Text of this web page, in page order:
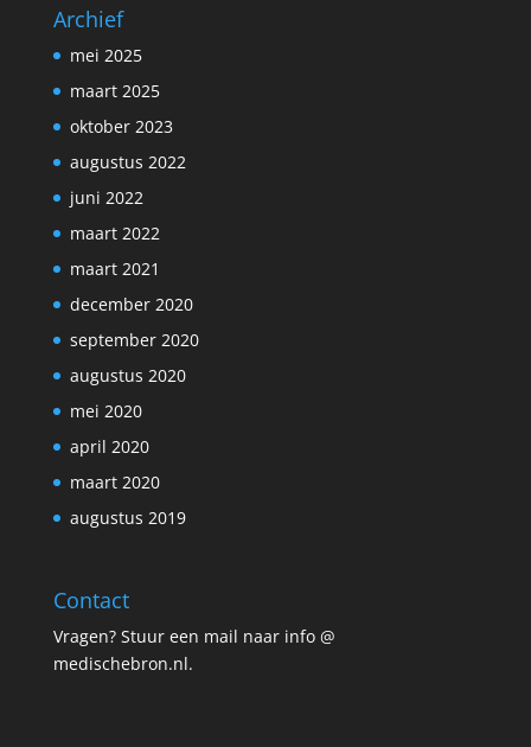
Archief
mei 2025
maart 2025
oktober 2023
augustus 2022
juni 2022
maart 2022
maart 2021
december 2020
september 2020
augustus 2020
mei 2020
april 2020
maart 2020
augustus 2019
Contact
Vragen? Stuur een mail naar info @
medischebron.nl.